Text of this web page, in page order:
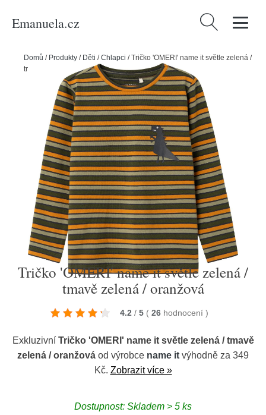
Emanuela.cz Vyhledávání
Domů / Produkty / Děti /Chlapci /Tričko 'OMERI' name it světle zelená /
tmavě zelená / oranžová
Tričko 'OMERI' name it světle zelená /
tmavě zelená / oranžová
4.2 / 5 ( 26 hodnocení )
Exkluzivní Tričko 'OMERI' name it světle zelená / tmavě
zelená / oranžová od výrobce name it výhodně za 349
Kč. Zobrazit více »
Dostupnost: Skladem > 5 ks